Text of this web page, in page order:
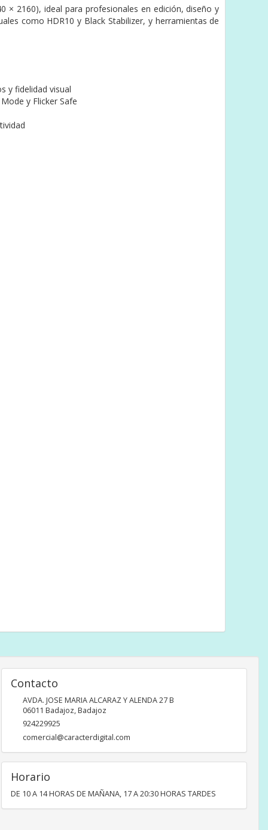
× 2160), ideal para profesionales en edición, diseño y
como HDR10 y Black Stabilizer, y herramientas de
y fidelidad visual
y Flicker Safe
Contacto
AVDA. JOSE MARIA ALCARAZ Y ALENDA 27 B
06011 Badajoz,Badajoz
924229925
comercial@caracterdigital.com
Horario
DE 10 A 14 HORAS DE MAÑANA, 17 A 20:30 HORAS TARDES